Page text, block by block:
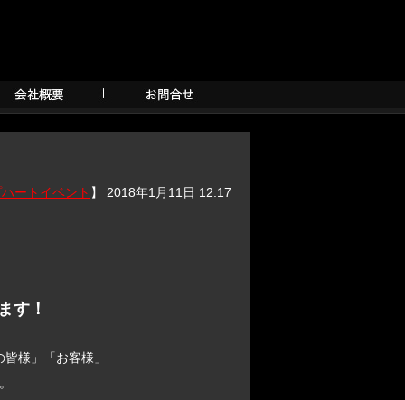
ートイベント 】 2018年1月11日 12:17
す！
様」「お客様」